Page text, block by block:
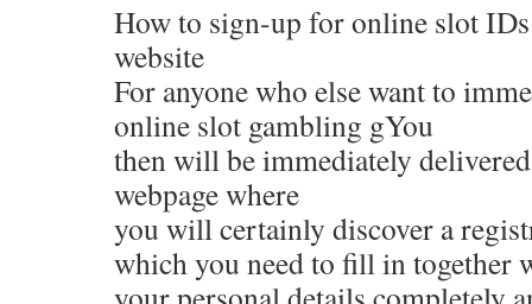
How to sign-up for online slot
website
For anyone who else want to
online slot gambling gYou
then will be immediately
webpage where
you will certainly discover a
which you need to fill in together